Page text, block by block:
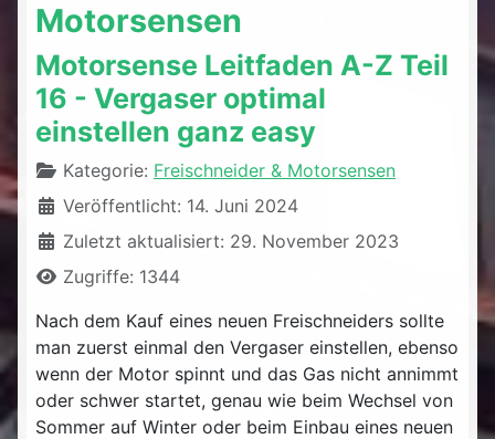
Motorsensen
Motorsense Leitfaden A-Z Teil
16 - Vergaser optimal
einstellen ganz easy
DetailsKategorie: Freischneider & Motorsensen
Veröffentlicht: 14. Juni 2024
Zuletzt aktualisiert: 29. November 2023
Zugriffe: 1344
Nach dem Kauf eines neuen Freischneiders sollte
man zuerst einmal den Vergaser einstellen, ebenso
wenn der Motor spinnt und das Gas nicht annimmt
oder schwer startet, genau wie beim Wechsel von
Sommer auf Winter oder beim Einbau eines neuen